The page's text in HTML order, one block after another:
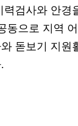
력검사와 안경
동으로 지역
돋보기 지원